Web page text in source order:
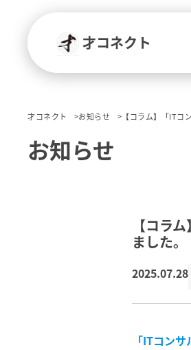
才コネクト
才コネクト お知らせ 【コラム】「ITコ
お知らせ
【コラ
ました。
2025.07.28
「ITコン